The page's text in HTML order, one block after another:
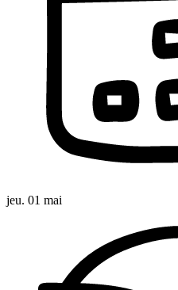
jeu. 01 mai